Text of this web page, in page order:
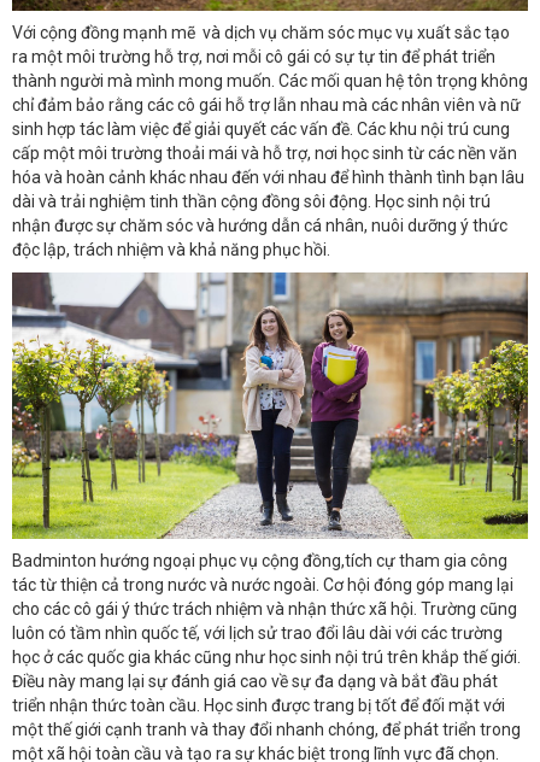
Với cộng đồng mạnh mẽ và dịch vụ chăm sóc mục vụ xuất sắc tạo
ra một môi trường hỗ trợ, nơi mỗi cô gái có sự tự tin để phát triển
thành người mà mình mong muốn. Các mối quan hệ tôn trọng không
chỉ đảm bảo rằng các cô gái hỗ trợ lẫn nhau mà các nhân viên và nữ
sinh hợp tác làm việc để giải quyết các vấn đề. Các khu nội trú cung
cấp một môi trường thoải mái và hỗ trợ, nơi học sinh từ các nền văn
hóa và hoàn cảnh khác nhau đến với nhau để hình thành tình bạn lâu
dài và trải nghiệm tinh thần cộng đồng sôi động. Học sinh nội trú
nhận được sự chăm sóc và hướng dẫn cá nhân, nuôi dưỡng ý thức
độc lập, trách nhiệm và khả năng phục hồi.
Badminton hướng ngoại phục vụ cộng đồng,tích cự tham gia công
tác từ thiện cả trong nước và nước ngoài. Cơ hội đóng góp mang lại
cho các cô gái ý thức trách nhiệm và nhận thức xã hội. Trường cũng
luôn có tầm nhìn quốc tế, với lịch sử trao đổi lâu dài với các trường
học ở các quốc gia khác cũng như học sinh nội trú trên khắp thế giới.
Điều này mang lại sự đánh giá cao về sự đa dạng và bắt đầu phát
triển nhận thức toàn cầu. Học sinh được trang bị tốt để đối mặt với
một thế giới cạnh tranh và thay đổi nhanh chóng, để phát triển trong
một xã hội toàn cầu và tạo ra sự khác biệt trong lĩnh vực đã chọn.